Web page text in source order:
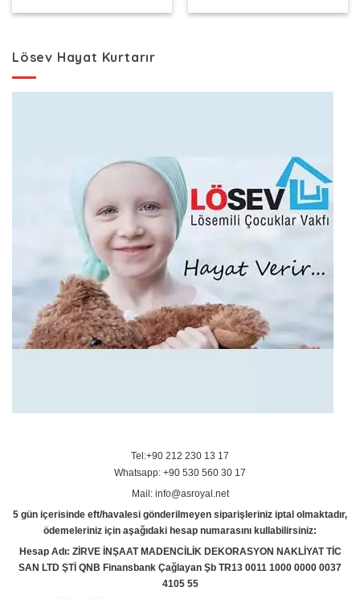
Lösev Hayat Kurtarır
Tel:+90 212 230 13 17
Whatsapp: +90 530 560 30 17
Mail: info@asroyal.net
5 gün içerisinde eft/havalesi gönderilmeyen siparişleriniz iptal olmaktadır,
ödemeleriniz için aşağıdaki hesap numarasını kullabilirsiniz:
Hesap Adı: ZİRVE İNŞAAT MADENCİLİK DEKORASYON NAKLİYAT TİC
SAN LTD ŞTİ QNB Finansbank Çağlayan Şb TR13 0011 1000 0000 0037
4105 55